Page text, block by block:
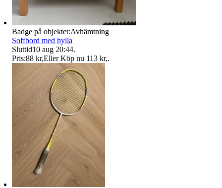
Badge på objektet:Avhämtning
Soffbord med hylla
Sluttid10 aug 20:44.
Pris:88 kr,Eller Köp nu 113 kr,.